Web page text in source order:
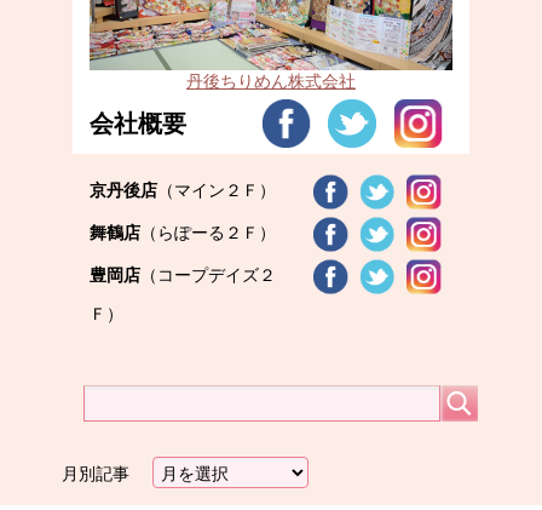
丹後ちりめん株式会社
会社概要
京丹後店 （マイン２Ｆ）
舞鶴店 （らぽーる２Ｆ）
豊岡店 （コープデイズ２
Ｆ）
月別記事